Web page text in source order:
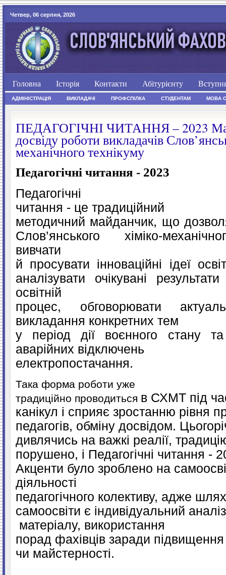
Четвер, 06 серпня, 2026
Головна Історія Контакти Абітурієнту
АДМІНІСТРАЦІЯ ВИКЛАДАЧІ ПРОФСПІЛКА СТУДЕНТАМ МОВА
ПЕДАГОГІЧНІ ЧИТАННЯ – 2023
досвіду роботи викладачів
механічного технікуму
Педагогічні читання - 2023
Педагогічні
читання - це традиційний
методичний майданчик, що
Слов’янського хіміко-
вивчати
й просувати інноваційні ідеї
аналізувати очікувані
освітній
процес, обговорювати
викладання конкретних тем
у період дії воєнного стану
аварійних відключень
електропостачання.
Така форма роботи уже
традиційно проводиться в СХМТ під
канікул і сприяє зростанню рівня
педагогів, обміну досвідом.
дивлячись на важкі реалії,
порушено, і Педагогічні читання -
Акценти було зроблено на
діяльності
педагогічного колективу, адже
самоосвіти є індивідуальний
матеріалу, використання
порад фахівців заради
чи майстерності.